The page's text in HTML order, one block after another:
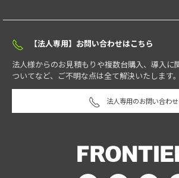
【法人専用】お問い合わせはこちら
法人様からのお見積もりや複数台購入、導入に
ついてなど、ご不明な点は全て解決いたします。
法人専用のお問い合わせ